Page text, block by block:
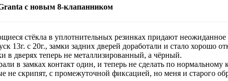
с новым 8-клапанником
стёкла в уплотнительных резинках придают неожиданное
13г. с 20г., замки задних дверей доработали и стало хорошо
в дверях теперь не металлизированный, а чёрный.
в замках контакт один, и теперь не сделать по нормальному
не скрипят, с промежуточной фиксацией, но меня и старого